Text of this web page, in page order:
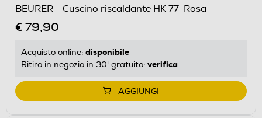
BEURER - Cuscino riscaldante HK 77-Rosa
€ 79,90
Acquisto online: disponibile
Ritiro in negozio in 30' gratuito: verifica
AGGIUNGI